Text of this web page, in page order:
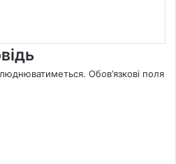
Обов’язкові поля